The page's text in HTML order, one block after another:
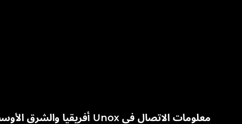
معلومات الاتصال في Unox أفريقيا والشرق الأوسط